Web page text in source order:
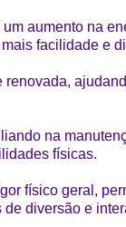
aumento na
facilidade e
na
físicas.
físico geral,
diversão e